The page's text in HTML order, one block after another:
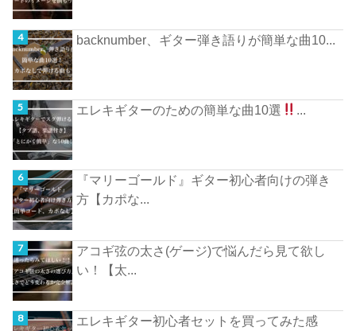
backnumber、ギター弾き語りが簡単な曲10...
エレキギターのための簡単な曲10選 ...
『マリーゴールド』ギター初心者向けの弾き
方【カポな...
アコギ弦の太さ(ゲージ)で悩んだら見て欲し
い！【太...
エレキギター初心者セットを買ってみた感